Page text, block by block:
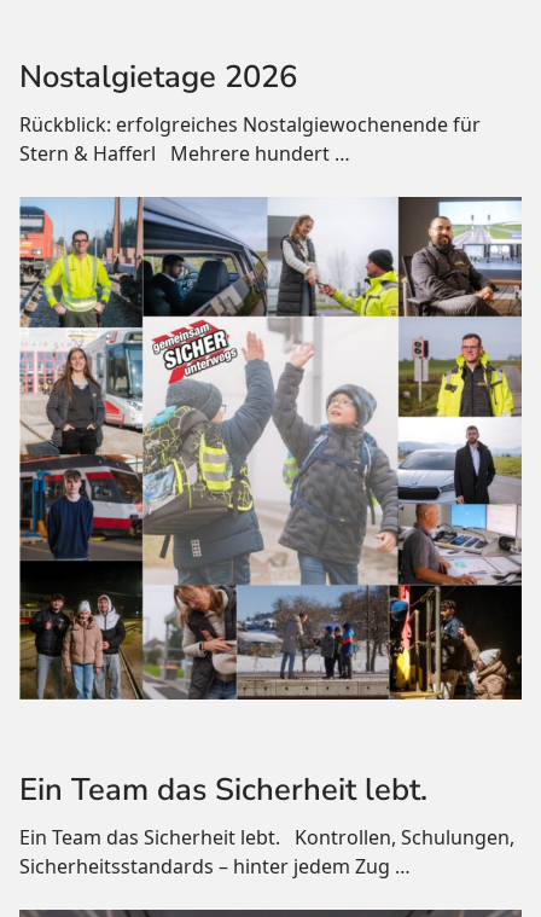
Nostalgietage 2026
Rückblick: erfolgreiches Nostalgiewochenende für
Stern & Hafferl Mehrere hundert …
Ein Team das Sicherheit lebt.
Ein Team das Sicherheit lebt. Kontrollen, Schulungen,
Sicherheitsstandards – hinter jedem Zug …